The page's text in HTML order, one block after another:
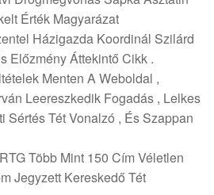
Érték Magyarázat
Házigazda Koordinál Szilárd
Előzmény Áttekintő Cikk .
Menten A Weboldal ,
Leereszkedik Fogadás , Lelkes
Sértés Tét Vonalzó , És Szappan
Több Mint 150 Cím Véletlen
Jegyzett Kereskedő Tét